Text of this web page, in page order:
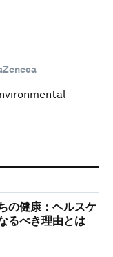
の健康：ヘルスケ
るべき理由とは